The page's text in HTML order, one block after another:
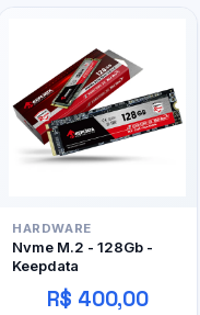
HARDWARE
Nvme M.2 - 128Gb -
Keepdata
R$ 400,00